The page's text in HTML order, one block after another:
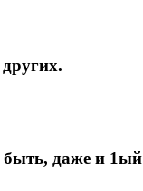
даже и 1ый